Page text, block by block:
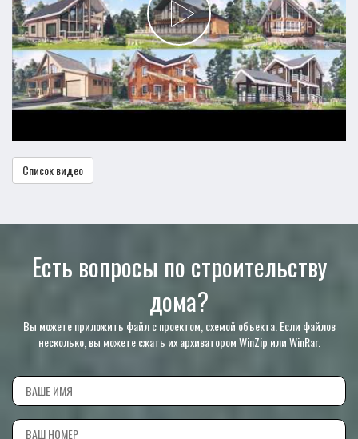
Список видео
Есть вопросы по строительству
дома?
Вы можете приложить файл с проектом, схемой объекта. Если файлов
несколько, вы можете сжать их архиватором WinZip или WinRar.